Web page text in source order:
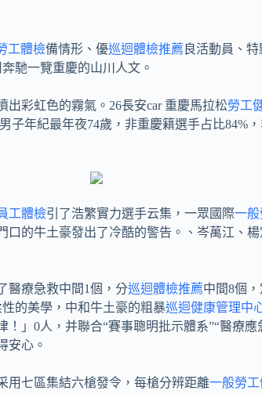
工體檢備情形、優巡迴體檢推薦 良活動員、
馳一覽重慶的山川人文。
彩虹色的霧氣。26長安car 重慶馬拉松勞工
子年紀最年夜74歲，非重慶籍選手占比84%
工體檢引了浩繁實力選手云集，一眾國際一
的牛土豪發出了冷酷的警告。、岑萬江、楊
醫療急救中間1個，分巡迴體檢推薦中間8個
的美學，中和牛土豪的粗暴巡迴健康管理中
」0人，并聯合“賽事聰明批示體系”“醫療
安心。
用七區集結六槍發令，每槍分辨距離一般勞